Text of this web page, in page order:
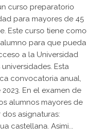
curso preparatorio
para mayores de 45
Este curso tiene como
para que pueda
a la Universidad
Esta
convocatoria anual,
En el examen de
alumnos mayores de
asignaturas:
castellana. Asimi...